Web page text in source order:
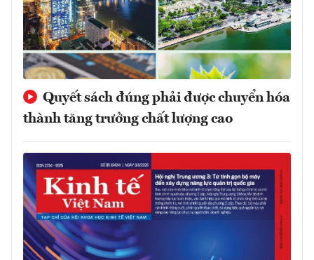
Quyết sách đúng phải được chuyển hóa
thành tăng trưởng chất lượng cao